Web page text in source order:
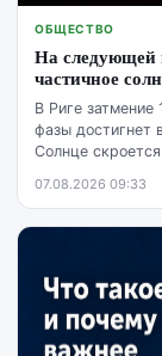
ОБЩЕСТВО
На следующей
частичное
В Риге затмение
фазы достигнет
Солнце
07.08.2026 09:33